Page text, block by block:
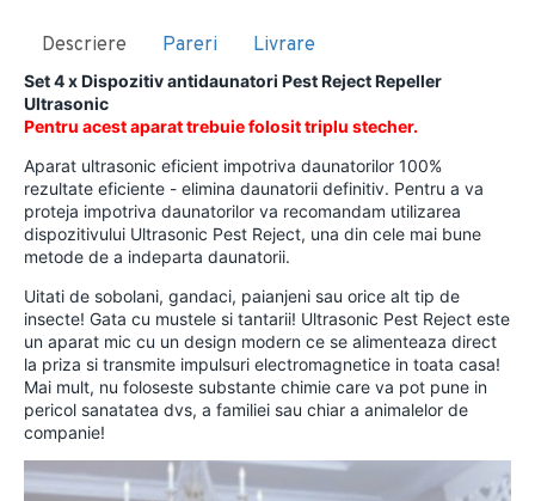
Descriere Pareri Livrare
Set 4 x Dispozitiv antidaunatori Pest Reject Repeller
Ultrasonic
Pentru acest aparat trebuie folosit triplu stecher.
Aparat ultrasonic eficient impotriva daunatorilor 100%
rezultate eficiente - elimina daunatorii definitiv. Pentru a va
proteja impotriva daunatorilor va recomandam utilizarea
dispozitivului Ultrasonic Pest Reject, una din cele mai bune
metode de a indeparta daunatorii.
Uitati de sobolani, gandaci, paianjeni sau orice alt tip de
insecte! Gata cu mustele si tantarii! Ultrasonic Pest Reject este
un aparat mic cu un design modern ce se alimenteaza direct
la priza si transmite impulsuri electromagnetice in toata casa!
Mai mult, nu foloseste substante chimie care va pot pune in
pericol sanatatea dvs, a familiei sau chiar a animalelor de
companie!